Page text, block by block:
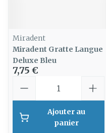
Miradent
Miradent Gratte Langue
Deluxe Bleu
7,75 €
Ajouter au
panier